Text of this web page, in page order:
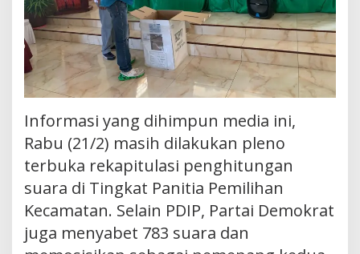
Informasi yang dihimpun media ini,
Rabu (21/2) masih dilakukan pleno
terbuka rekapitulasi penghitungan
suara di Tingkat Panitia Pemilihan
Kecamatan. Selain PDIP, Partai Demokrat
juga menyabet 783 suara dan